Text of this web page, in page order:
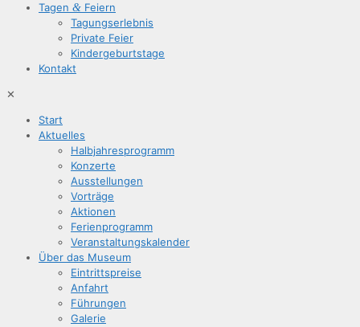
Tagen & Feiern
Tagungs­er­leb­nis
Pri­va­te Feier
Kin­der­ge­burts­ta­ge
Kon­takt
✕
Start
Aktu­el­les
Halb­jah­res­pro­gramm
Kon­zer­te
Aus­stel­lun­gen
Vor­trä­ge
Aktio­nen
Feri­en­pro­gramm
Ver­an­stal­tungs­ka­len­der
Über das Museum
Ein­tritts­prei­se
Anfahrt
Füh­run­gen
Gale­rie